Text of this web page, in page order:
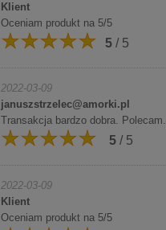
Klient
Oceniam produkt na 5/5
5 / 5
2022-03-09
januszstrzelec@amorki.pl
Transakcja bardzo dobra. Polecam.
5 / 5
2022-03-09
Klient
Oceniam produkt na 5/5